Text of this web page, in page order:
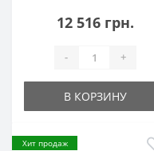
12 516 грн.
- +
В КОРЗИНУ
Хит продаж